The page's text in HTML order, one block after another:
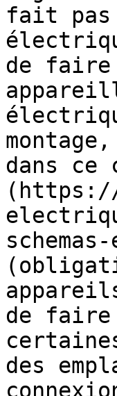
fait pas
de faire
dans ce
de
des